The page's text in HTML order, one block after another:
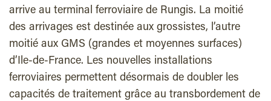
arrive au terminal ferroviaire de Rungis. La moitié
des arrivages est destinée aux grossistes, l’autre
moitié aux GMS (grandes et moyennes surfaces)
d’Ile-de-France. Les nouvelles installations
ferroviaires permettent désormais de doubler les
capacités de traitement grâce au transbordement de